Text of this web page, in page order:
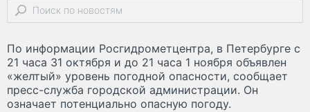
По информации Росгидрометцентра, в Петербурге с
21 часа 31 октября и до 21 часа 1 ноября объявлен
«желтый» уровень погодной опасности, сообщает
пресс-служба городской администрации. Он
означает потенциально опасную погоду.